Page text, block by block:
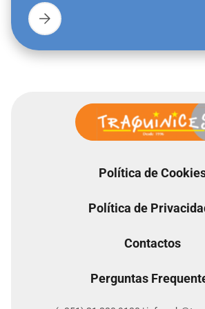
Política de
Política de
Contactos
Perguntas